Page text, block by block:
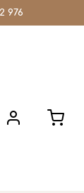
976